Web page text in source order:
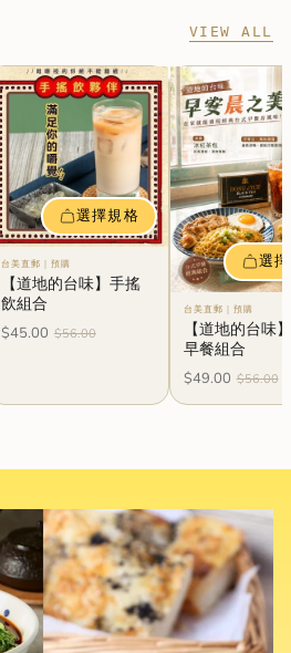
VIEW ALL
選擇規格
台美直郵｜預購
【道地的台味】手搖
飲組合
$45.00 $56.00
選
台美直郵｜預購
【道地的台味
早餐組合
$49.00 $56.00